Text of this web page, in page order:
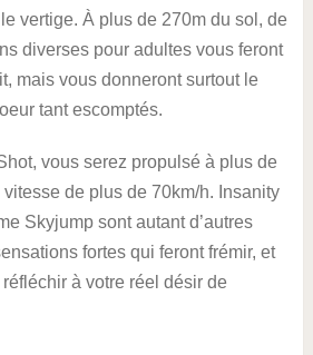
vertige. À plus de 270m du sol, de
diverses pour adultes vous feront
mais vous donneront surtout le
tant escomptés.
vous serez propulsé à plus de
de plus de 70km/h. Insanity
Skyjump sont autant d’autres
fortes qui feront frémir, et
à votre réel désir de